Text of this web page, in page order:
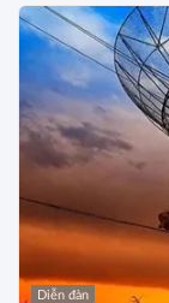
Diễn đàn